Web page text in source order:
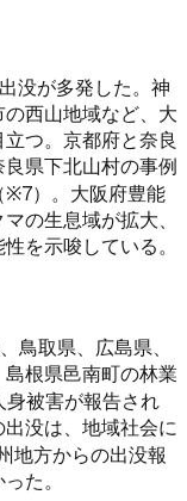
没が多発した。神
西山地域など、大
つ。京都府と奈良
県下北山村の事例
※7）。大阪府豊能
の生息域が拡大、
を示唆している。
鳥取県、広島県、
根県邑南町の林業
被害が報告され
没は、地域社会に
地方からの出没報
た。